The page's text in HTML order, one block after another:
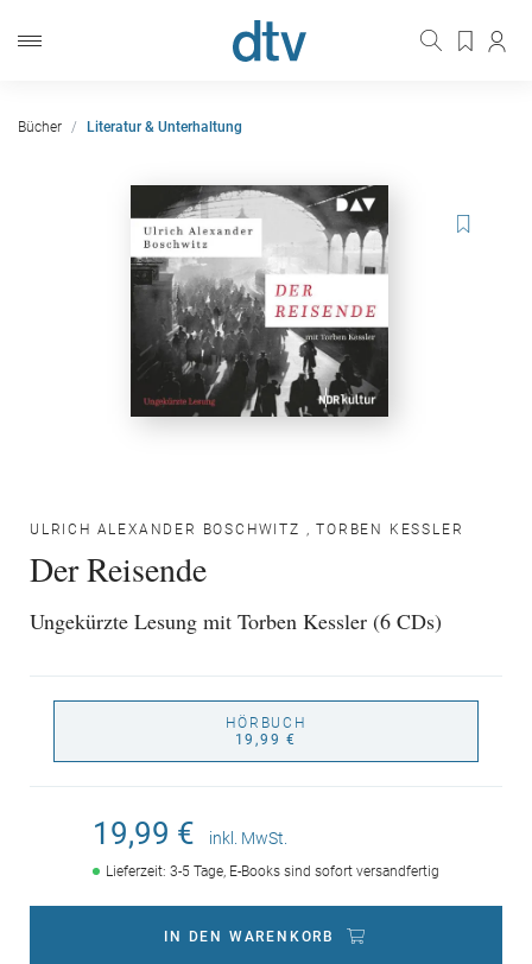
Bücher Literatur & Unterhaltung
ULRICH ALEXANDER BOSCHWITZ ,TORBEN KESSLER
Der Reisende
Ungekürzte Lesung mit Torben Kessler (6 CDs)
HÖRBUCH
19,99 €
19,99 € inkl. MwSt.
Lieferzeit: 3-5 Tage, E-Books sind sofort versandfertig
IN DEN WARENKORB